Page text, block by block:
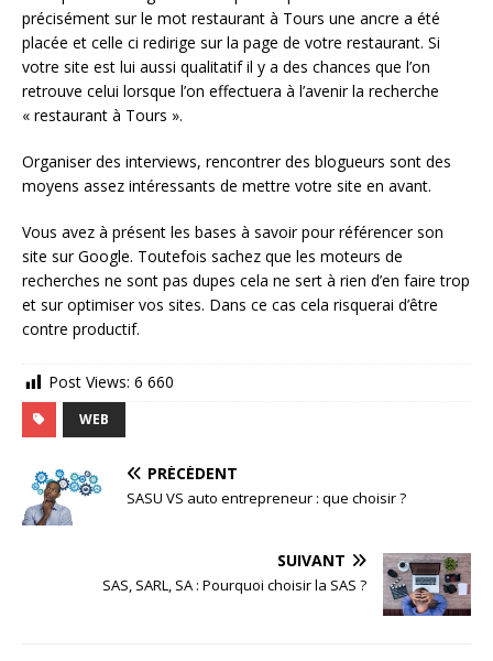
précisément sur le mot restaurant à Tours une ancre a été
placée et celle ci redirige sur la page de votre restaurant. Si
votre site est lui aussi qualitatif il y a des chances que l’on
retrouve celui lorsque l’on effectuera à l’avenir la recherche
« restaurant à Tours ».
Organiser des interviews, rencontrer des blogueurs sont des
moyens assez intéressants de mettre votre site en avant.
Vous avez à présent les bases à savoir pour référencer son
site sur Google. Toutefois sachez que les moteurs de
recherches ne sont pas dupes cela ne sert à rien d’en faire trop
et sur optimiser vos sites. Dans ce cas cela risquerai d’être
contre productif.
Post Views: 6 660
WEB
PRÉCÉDENT
SASU VS auto entrepreneur : que choisir ?
SUIVANT
SAS, SARL, SA : Pourquoi choisir la SAS ?